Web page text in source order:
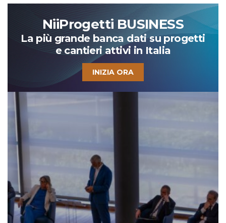
NiiProgetti BUSINESS
La più grande banca dati su progetti
e cantieri attivi in Italia
INIZIA ORA